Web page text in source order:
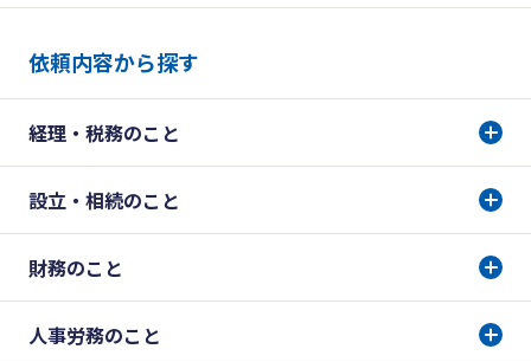
依頼内容から探す
経理・税務のこと
設立・相続のこと
財務のこと
人事労務のこと